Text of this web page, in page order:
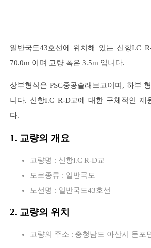
일반국도43호선에 위치해 있는 신항I.C
70.0m 이며 교량 폭은 3.5m 입니다.
상부형식은 PSC중공슬래브교이며, 하부
니다. 신항I.C R-D교에 대한 구체적인 제
다.
1. 교량의 개요
교량명 : 신항I.C R-D교
도로종류 : 일반국도
노선명 : 일반국도43호선
2. 교량의 위치
교량의 주소 : 충청남도 아산시 둔포